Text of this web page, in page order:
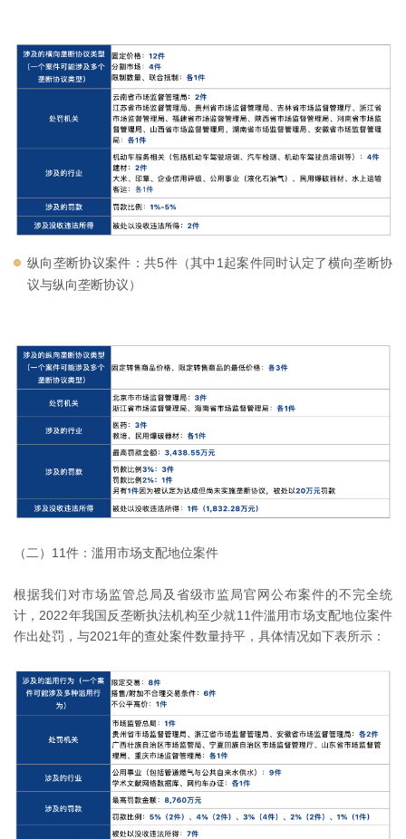
纵向垄断协议案件：共5件（其中1起案件同时认定了横向垄断协
议与纵向垄断协议）
（二）11件：滥用市场支配地位案件
根据我们对市场监管总局及省级市监局官网公布案件的不完全统
计，2022年我国反垄断执法机构至少就11件滥用市场支配地位案件
作出处罚，与2021年的查处案件数量持平，具体情况如下表所示：